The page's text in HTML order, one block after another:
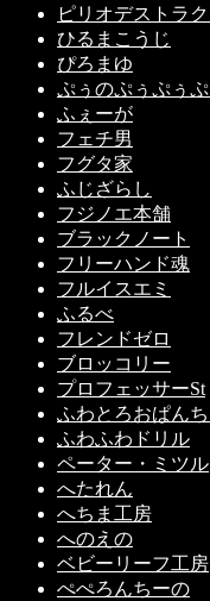
ピリオデストラ
ひるまこうじ
ぴろまゆ
ぷぅのぷぅぷぅぷ
ふぇーが
フェチ男
フグタ家
ふじざらし
フジノエ本舗
ブラックノート
フリーハンド魂
フルイスエミ
ふるべ
フレンドゼロ
ブロッコリー
プロフェッサーSt
ふわとろおぱん
ふわふわドリル
ペーター・ミツル
へたれん
へちま工房
へのえの
ベビーリーフ工房
ぺぺろんちーの